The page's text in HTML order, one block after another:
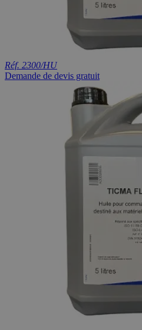
Réf. 2300/HU
Demande de devis gratuit